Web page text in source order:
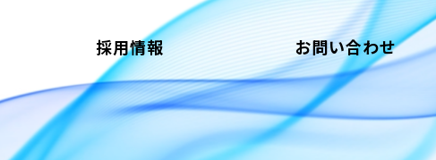
採用情報 お問い合わせ